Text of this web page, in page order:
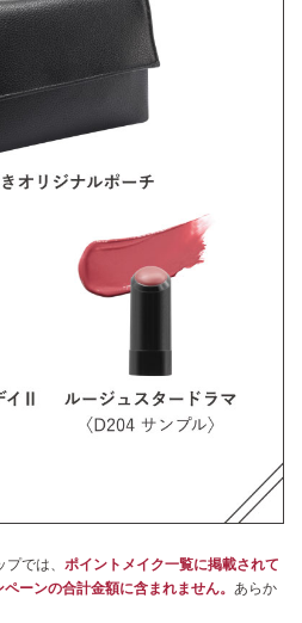
では、
ポイントメイク一覧に掲載されて
ーンの合計金額に含まれません。
あらか